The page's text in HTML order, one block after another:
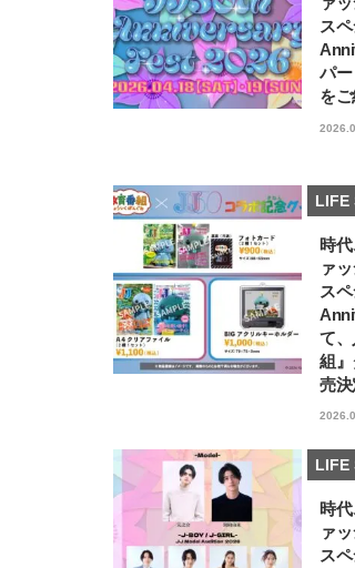
ス
パ
をご
LIFE
時
ァ
ス
て
組
売決
LIFE
時
ァ
ス